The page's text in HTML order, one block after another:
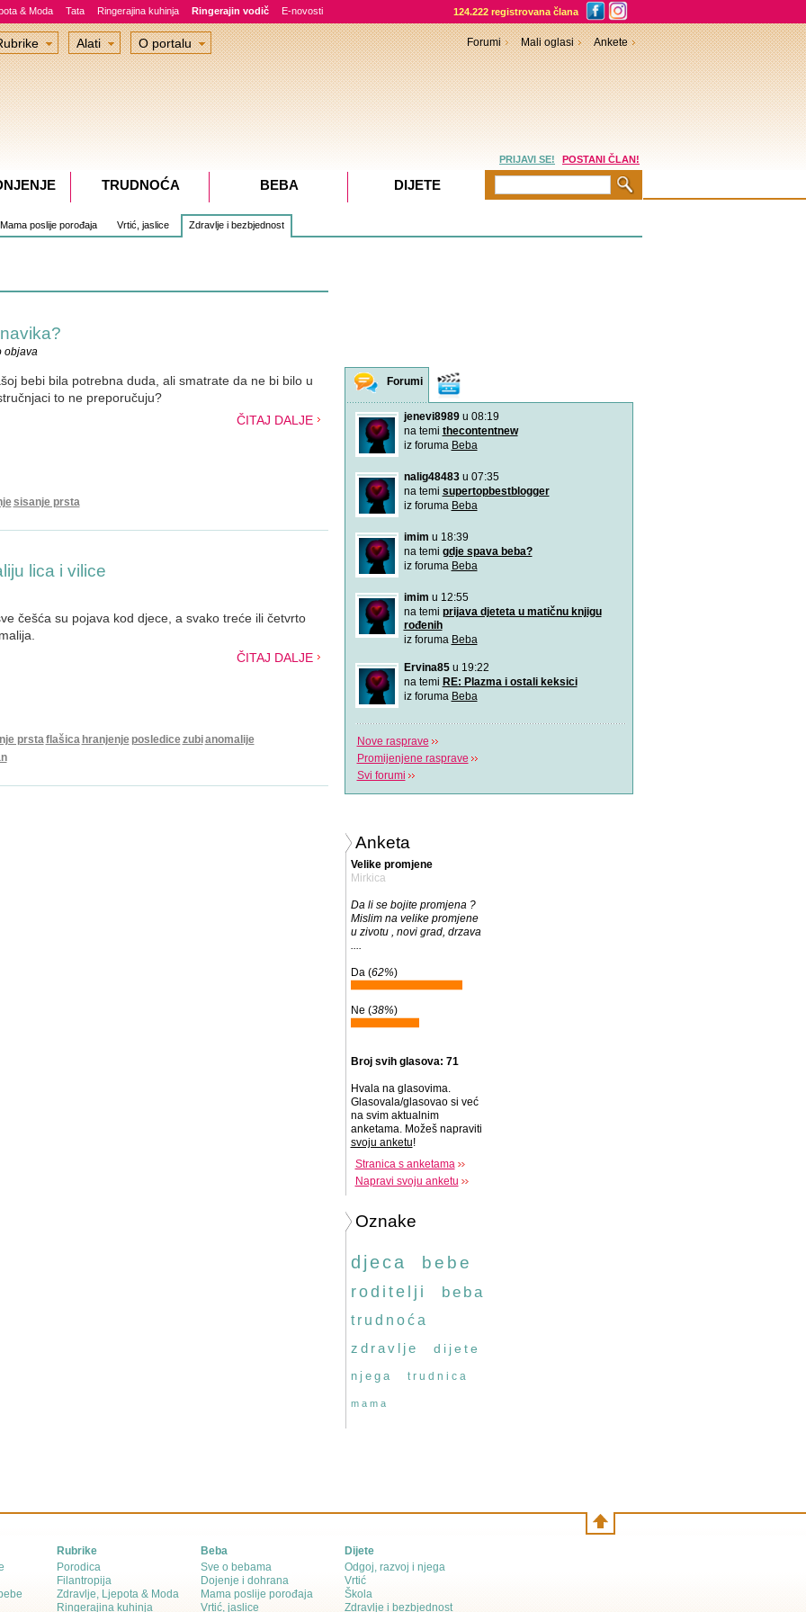
& Moda Tata Ringerajina kuhinja Ringerajin vodič E-novosti 124.222 registrovana člana
Mama poslije porođaja Vrtić, jaslice Zdravlje i bezbjednost
objava
bebi bila potrebna duda, ali smatrate da ne bi bilo u
to ne preporučuju?
ČITAJ DALJE
sisanje prsta
lica i vilice
češća su pojava kod djece, a svako treće ili četvrto
ČITAJ DALJE
prstaflašica hranjenje posledicezubianomalije
Forumi
jenevi8989u 08:19
na temi thecontentnew
iz foruma Beba
nalig48483u 07:35
na temi supertopbestblogger
iz foruma Beba
imim u 18:39
na temi gdje spava beba?
iz foruma Beba
imim u 12:55
na temi prijava djeteta u matičnu knjigu
rođenih
iz foruma Beba
Ervina85u 19:22
na temi RE: Plazma i ostali keksici
iz foruma Beba
Nove rasprave
Promijenjene rasprave
Svi forumi
Anketa
Velike promjene
Mirkica
Da li se bojite promjena ?
Mislim na velike promjene
u zivotu , novi grad, drzava
....
Da (62%)
Ne (38%)
Broj svih glasova: 71
Hvala na glasovima.
Glasovala/glasovao si već
na svim aktualnim
anketama. Možeš napraviti
svoju anketu!
Stranica s anketama
Napravi svoju anketu
Oznake
djeca bebe
roditelji beba
trudnoća
zdravlje
dijete
njega trudnica
mama
Alati O portalu Forumi Mali oglasi Ankete
PRIJAVI SE! POSTANI ČLAN!
TRUDNOĆA BEBA DIJETE
Rubrike
Porodica
Filantropija
Zdravlje, Ljepota & Moda
Ringerajina kuhinja
Beba
Sve o bebama
Dojenje i dohrana
Mama poslije porođaja
Vrtić, jaslice
Dijete
Odgoj, razvoj i njega
Vrtić
Škola
Zdravlje i bezbjednost